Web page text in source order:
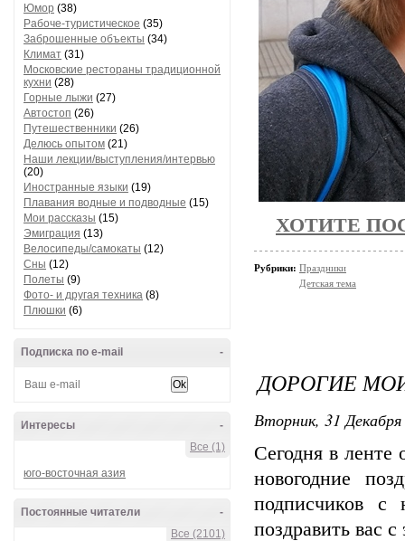
Юмор (38)
Рабоче-туристическое (35)
Заброшенные объекты (34)
Климат (31)
Московские рестораны традиционной
кухни (28)
Горные лыжи (27)
Автостоп (26)
Путешественники (26)
Делюсь опытом (21)
Наши лекции/выступления/интервью
(20)
Иностранные языки (19)
Плавания водные и подводные (15)
Мои рассказы (15)
Эмиграция (13)
Велосипеды/самокаты (12)
Сны (12)
Полеты (9)
Фото- и другая техника (8)
Плюшки (6)
-
Подписка по e-mail
-
Интересы
Все (1)
юго-восточная азия
-
Постоянные читатели
Все (2101)
ХОТИТЕ
Рубрики: Праздники
Детская тема
ДОРОГИЕ
Вторник, 31
Сегодня в
новогодние
подписчиков
поздравить вас